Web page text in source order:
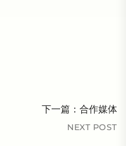
下一篇： 合作媒体
NEXT POST